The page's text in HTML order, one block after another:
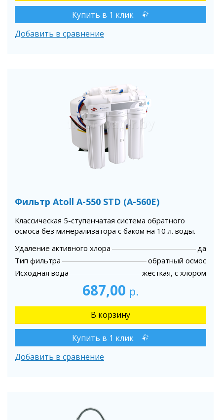
Купить в 1 клик
Добавить в сравнение
Фильтр Atoll A-550 STD (A-560E)
Классическая 5-ступенчатая система обратного
осмоса без минерализатора с баком на 10 л. воды.
Удаление активного хлора
да
Тип фильтра
обратный осмос
Исходная вода
жесткая, с хлором
687,00 р.
Купить в 1 клик
Добавить в сравнение